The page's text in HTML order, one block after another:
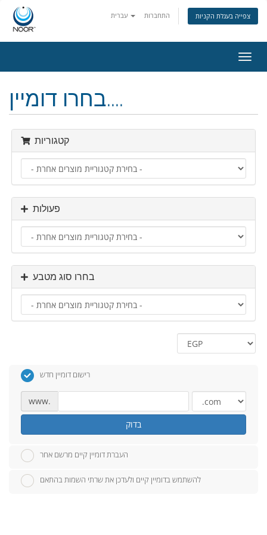
התחברות צפייה בעגלת הקניות
ניווט
בחרו דומיין....
קטגוריות
פעולות
בחרו סוג מטבע
רישום דומיין חדש
www.
בדוק
העברת דומיין קיים מרשם אחר
להשתמש בדומיין קיים ולעדכן את שרתי השמות בהתאם